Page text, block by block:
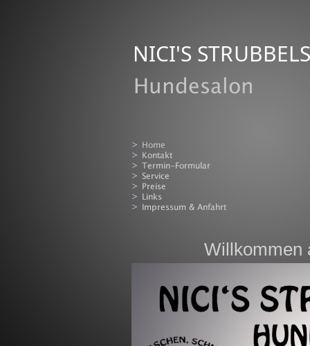
NICI'S
Willkommen